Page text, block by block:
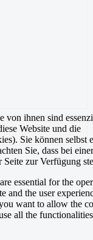
von ihnen sind
Website und die
Sie können selbst
Sie, dass bei
zur Verfügung
essential for the
and the user
want to allow the
all the